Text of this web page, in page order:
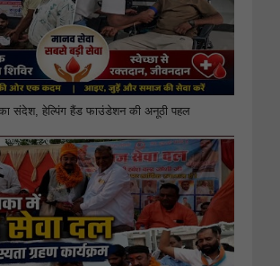
संदेश, हेल्पिंग हैंड फाउंडेशन की अनूठी पहल